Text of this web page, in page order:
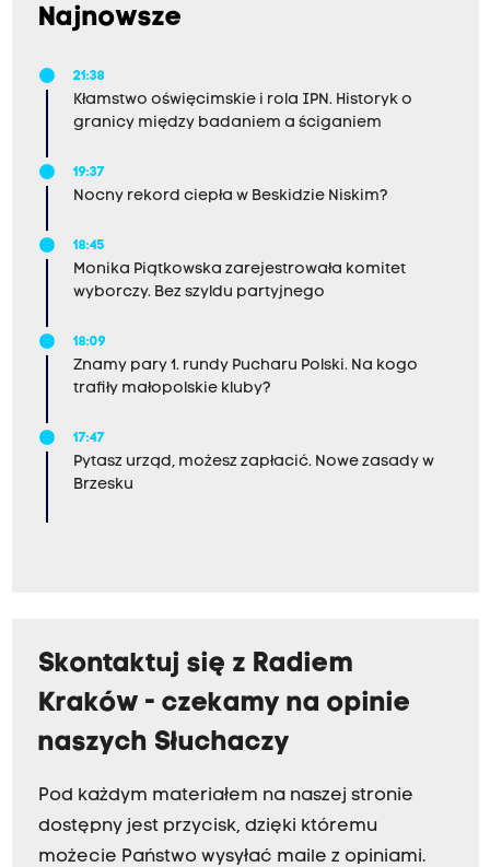
Najnowsze
21:38
Kłamstwo oświęcimskie i rola IPN. Historyk o
granicy między badaniem a ściganiem
19:37
Nocny rekord ciepła w Beskidzie Niskim?
18:45
Monika Piątkowska zarejestrowała komitet
wyborczy. Bez szyldu partyjnego
18:09
Znamy pary 1. rundy Pucharu Polski. Na kogo
trafiły małopolskie kluby?
17:47
Pytasz urząd, możesz zapłacić. Nowe zasady w
Brzesku
Skontaktuj się z Radiem
Kraków - czekamy na opinie
naszych Słuchaczy
Pod każdym materiałem na naszej stronie
dostępny jest przycisk, dzięki któremu
możecie Państwo wysyłać maile z opiniami.